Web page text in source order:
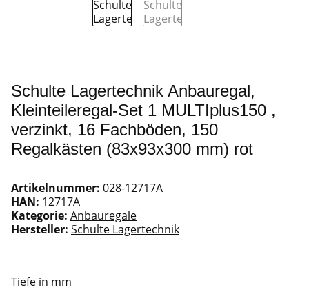
Schulte Lagertechnik Anbauregal,
Kleinteileregal-Set 1 MULTIplus150 ,
verzinkt, 16 Fachböden, 150
Regalkästen (83x93x300 mm) rot
Artikelnummer: 028-12717A
HAN: 12717A
Kategorie: Anbauregale
Hersteller: Schulte Lagertechnik
Tiefe in mm